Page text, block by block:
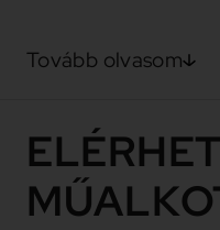
Tovább olvasom